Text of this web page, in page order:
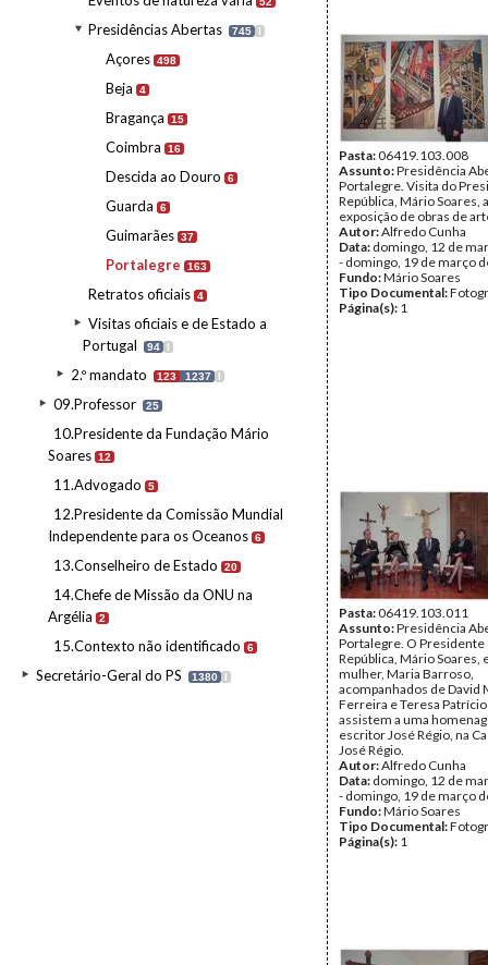
Presidências Abertas 745 I
Açores 498
Beja 4
Bragança 15
Coimbra 16
Descida ao Douro 6
Guarda 6
Guimarães 37
Portalegre 163
Retratos oficiais 4
Visitas oficiais e de Estado a
Portugal
94 I
2.º mandato 123 1237 I
09.Professor 25
10.Presidente da Fundação Mário
Soares 12
11.Advogado 5
12.Presidente da Comissão Mundial
Independente para os Oceanos 6
13.Conselheiro de Estado 20
14.Chefe de Missão da ONU na
Argélia
2
15.Contexto não identificado 6
Secretário-Geral do PS 1380 I
Pasta:06419.103.008
Assunto:Presidência
Portalegre. Visita do
República, Mário Soares,
exposição de obras de
Autor:Alfredo Cunha
Data: domingo, 12 de
- domingo, 19 de março
Fundo:Mário Soares
Tipo Documental:
Página(s): 1
Pasta:06419.103.011
Assunto:Presidência
Portalegre. O Presidente
República, Mário Soares,
mulher, Maria Barroso,
acompanhados de David
Ferreira e Teresa
assistem a uma
escritor José Régio, na
José Régio.
Autor:Alfredo Cunha
Data: domingo, 12 de
- domingo, 19 de março
Fundo:Mário Soares
Tipo Documental:
Página(s): 1